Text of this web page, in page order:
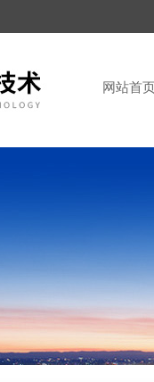
网站首